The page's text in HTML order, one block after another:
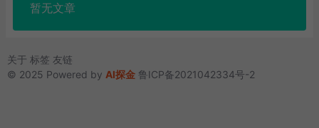
暂无文章
关于 标签 友链
© 2025 Powered by AI探金 鲁ICP备2021042334号-2